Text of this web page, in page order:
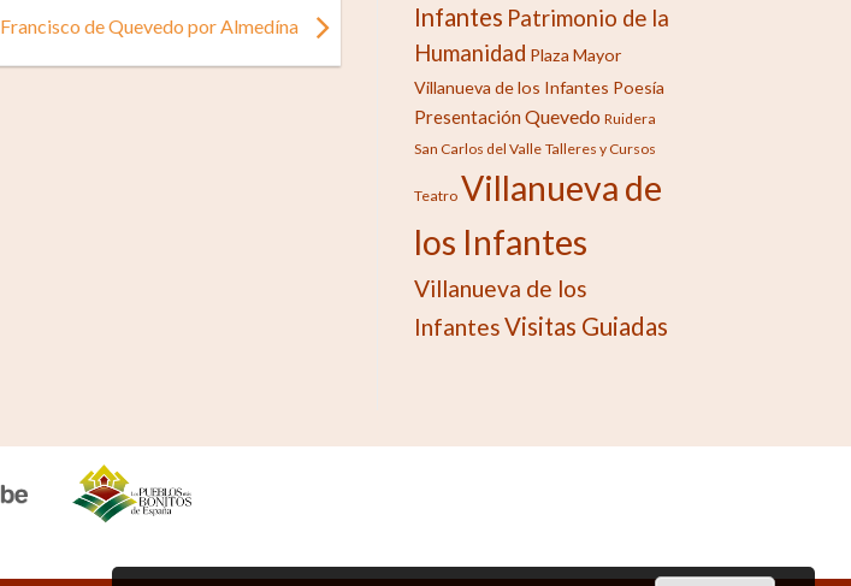
Francisco de Quevedo por Almedína
Infantes Patrimonio de la
Humanidad Plaza Mayor
Villanueva de los Infantes Poesía
Presentación Quevedo Ruidera
San Carlos del Valle Talleres y Cursos
Teatro Villanueva de
los Infantes
Villanueva de los
InfantesVisitas Guiadas